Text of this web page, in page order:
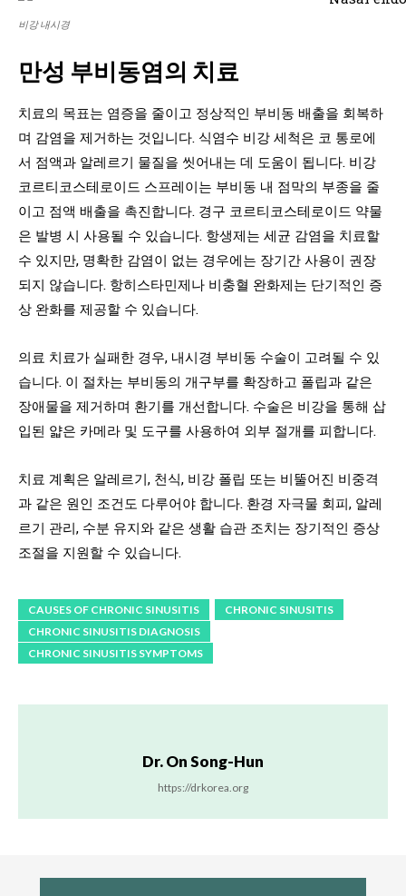
비강 내시경
만성 부비동염의 치료
치료의 목표는 염증을 줄이고 정상적인 부비동 배출을 회복하
며 감염을 제거하는 것입니다. 식염수 비강 세척은 코 통로에
서 점액과 알레르기 물질을 씻어내는 데 도움이 됩니다. 비강
코르티코스테로이드 스프레이는 부비동 내 점막의 부종을 줄
이고 점액 배출을 촉진합니다. 경구 코르티코스테로이드 약물
은 발병 시 사용될 수 있습니다. 항생제는 세균 감염을 치료할
수 있지만, 명확한 감염이 없는 경우에는 장기간 사용이 권장
되지 않습니다. 항히스타민제나 비충혈 완화제는 단기적인 증
상 완화를 제공할 수 있습니다.
의료 치료가 실패한 경우, 내시경 부비동 수술이 고려될 수 있
습니다. 이 절차는 부비동의 개구부를 확장하고 폴립과 같은
장애물을 제거하며 환기를 개선합니다. 수술은 비강을 통해 삽
입된 얇은 카메라 및 도구를 사용하여 외부 절개를 피합니다.
치료 계획은 알레르기, 천식, 비강 폴립 또는 비뚤어진 비중격
과 같은 원인 조건도 다루어야 합니다. 환경 자극물 회피, 알레
르기 관리, 수분 유지와 같은 생활 습관 조치는 장기적인 증상
조절을 지원할 수 있습니다.
CAUSES OF CHRONIC SINUSITIS
CHRONIC SINUSITIS
CHRONIC SINUSITIS DIAGNOSIS
CHRONIC SINUSITIS SYMPTOMS
Dr. On Song-Hun
https://drkorea.org